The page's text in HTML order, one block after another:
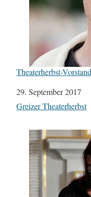
Theaterherbst-
Datum
29. September 2017
In Bezug auf
Greizer Theaterherbst